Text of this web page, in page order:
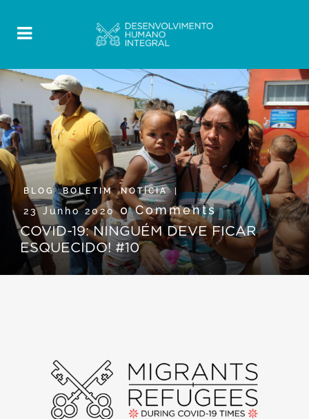
BLOG,BOLETIM,NOTÍCIA
23 Junho 20200 Comments
COVID-19: NINGUÉM DEVE FICAR
ESQUECIDO! #10